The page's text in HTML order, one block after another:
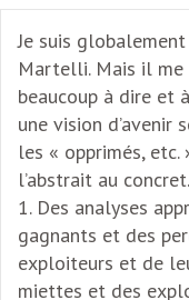
Je suis
Martelli. Mais il me
beaucoup à dire et
une vision
les « opprimés,
l’abstrait au
1. Des analyses
gagnants et des
exploiteurs et de
miettes et des